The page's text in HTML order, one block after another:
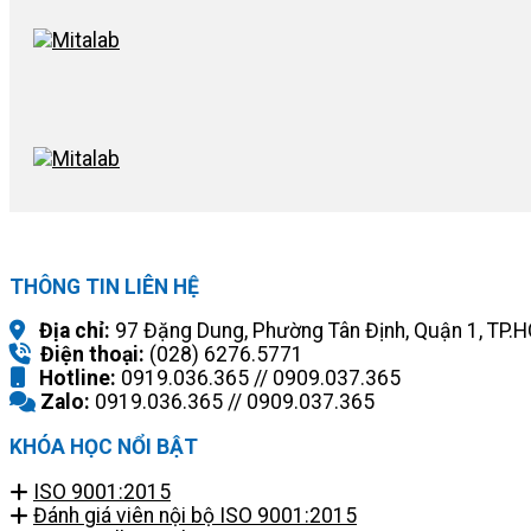
THÔNG TIN LIÊN HỆ
Địa chỉ: 97 Đặng Dung, Phường Tân Định, Quận 1,
Điện thoại: (028) 6276.5771
Hotline: 0919.036.365 // 0909.037.365
Zalo: 0919.036.365 // 0909.037.365
KHÓA HỌC NỔI BẬT
ISO 9001:2015
Đánh giá viên nội bộ ISO 9001:2015